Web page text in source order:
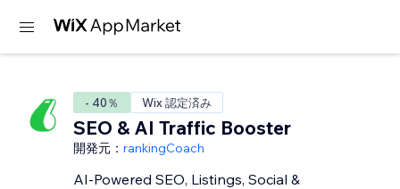
- 40％ Wix 認定済み
SEO & AI Traffic Booster
開発元：rankingCoach
AI-Powered SEO, Listings, Social &